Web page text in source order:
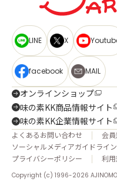
LINE X
facebook MAIL
オンラインショップ
味の素KK商品情報サイト
味の素KK企業情報サイト
よくあるお問い合わせ
会
ソーシャルメディアガイドライン
プライバシーポリシー
利
Copyright (c) 1996-2026